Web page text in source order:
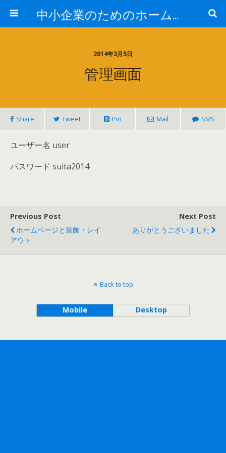
中小企業のためのホームページ導入＆活用
2014年3月5日
管理画面
Share Tweet Pin Mail SMS
ユーザー名 user
パスワード suita2014
Previous Post
ホームページと装飾・レイ
アウト
Next Post
ありがとうございました
Back to top
Mobile Desktop